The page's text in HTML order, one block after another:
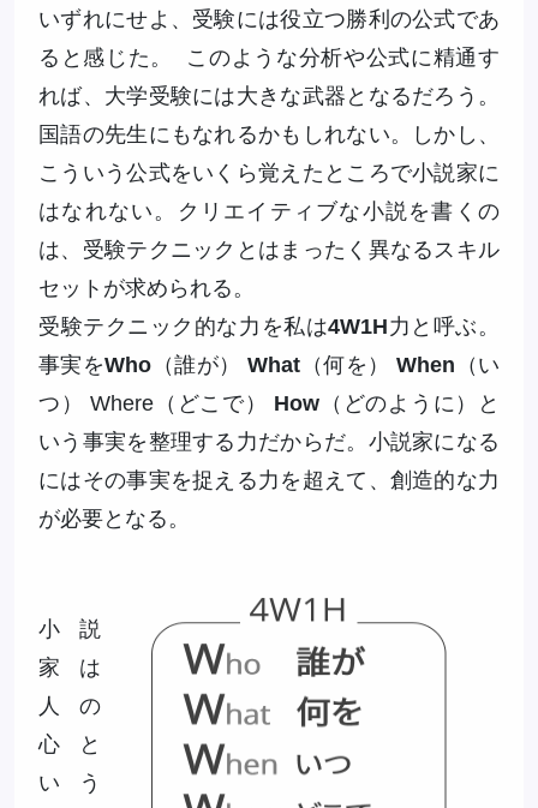
いずれにせよ、受験には役立つ勝利の公式であ
ると感じた。 このような分析や公式に精通す
れば、大学受験には大きな武器となるだろう。
国語の先生にもなれるかもしれない。しかし、
こういう公式をいくら覚えたところで小説家に
はなれない。クリエイティブな小説を書くの
は、受験テクニックとはまったく異なるスキル
セットが求められる。
受験テクニック的な力を私は4W1H力と呼ぶ。
事実をWho （誰が）What （何を）When （い
つ） Where（どこで） How （どのように）と
いう事実を整理する力だからだ。小説家になる
にはその事実を捉える力を超えて、創造的な力
が必要となる。
小説
家は
人の
心と
いう